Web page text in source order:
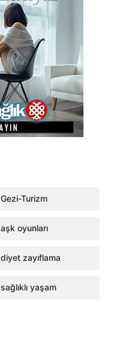
Gezi-Turizm
aşk oyunları
diyet zayıflama
sağlıklı yaşam